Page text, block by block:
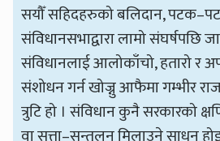
सयौँ सहिदहरुको बलिदान,
संविधानसभाद्वारा लामो संघर्षपछि
संविधानलाई आलोकाँचो, हतारो र
संशोधन गर्न खोज्नु आफैमा गम्भीर
त्रुटि हो । संविधान कुनै सरकारको
वा सत्ता–सन्तुलन मिलाउने साधन